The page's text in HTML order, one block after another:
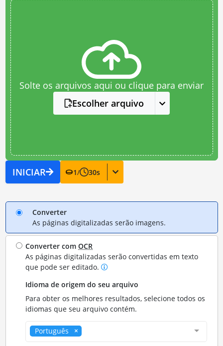
Solte os arquivos aqui ou clique para enviar
Escolher arquivo
INICIAR 1/ 30s
Converter
As páginas digitalizadas serão imagens.
Converter comOCR
As páginas digitalizadas serão convertidas em texto
que pode ser editado.
Idioma de origem do seu arquivo
Para obter os melhores resultados, selecione todos os
idiomas que seu arquivo contém.
Português